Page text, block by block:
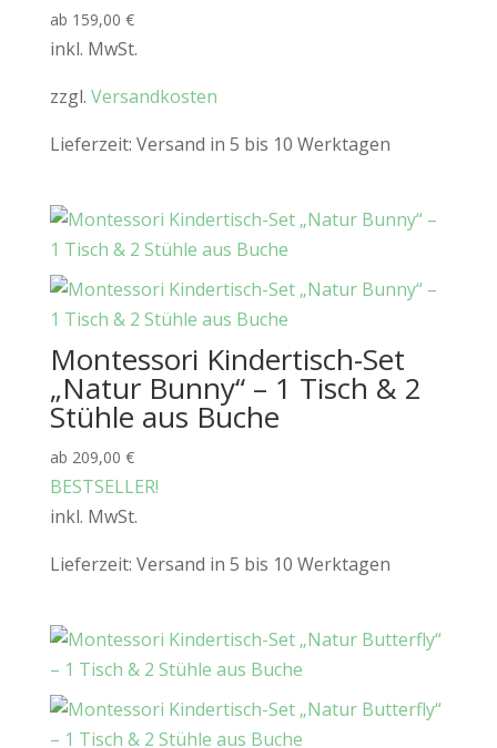
ab 159,00 €
inkl. MwSt.
zzgl. Versandkosten
Lieferzeit: Versand in 5 bis 10 Werktagen
Montessori Kindertisch-Set
„Natur Bunny“ – 1 Tisch & 2
Stühle aus Buche
ab 209,00 €
BESTSELLER!
inkl. MwSt.
Lieferzeit: Versand in 5 bis 10 Werktagen